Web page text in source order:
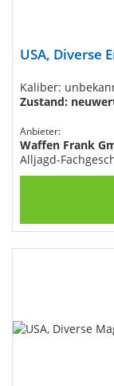
USA, Diverse
Kaliber:
Zustand:
Anbieter:
Waffen Frank
Alljagd-